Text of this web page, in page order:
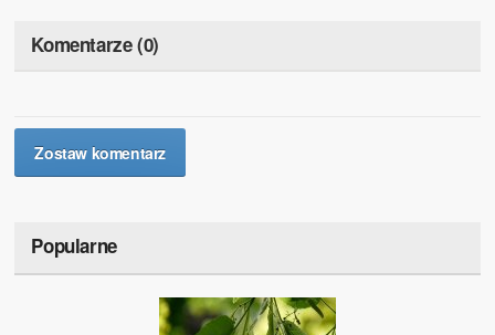
Komentarze (0)
Zostaw komentarz
Popularne